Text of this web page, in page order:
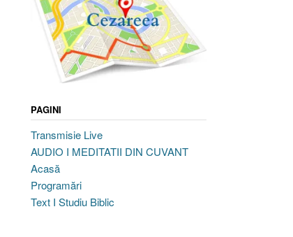
PAGINI
Transmisie Live
AUDIO I MEDITATII DIN CUVANT
Acasă
Programări
Text I Studiu Biblic